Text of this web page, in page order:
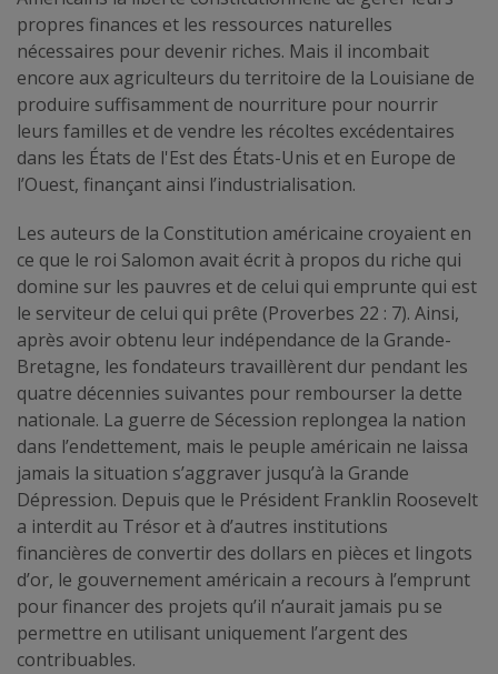
propres finances et les ressources naturelles
nécessaires pour devenir riches. Mais il incombait
encore aux agriculteurs du territoire de la Louisiane de
produire suffisamment de nourriture pour nourrir
leurs familles et de vendre les récoltes excédentaires
dans les États de l'Est des États-Unis et en Europe de
l’Ouest, finançant ainsi l’industrialisation.
Les auteurs de la Constitution américaine croyaient en
ce que le roi Salomon avait écrit à propos du riche qui
domine sur les pauvres et de celui qui emprunte qui est
le serviteur de celui qui prête (Proverbes 22 : 7). Ainsi,
après avoir obtenu leur indépendance de la Grande-
Bretagne, les fondateurs travaillèrent dur pendant les
quatre décennies suivantes pour rembourser la dette
nationale. La guerre de Sécession replongea la nation
dans l’endettement, mais le peuple américain ne laissa
jamais la situation s’aggraver jusqu’à la Grande
Dépression. Depuis que le Président Franklin Roosevelt
a interdit au Trésor et à d’autres institutions
financières de convertir des dollars en pièces et lingots
d’or, le gouvernement américain a recours à l’emprunt
pour financer des projets qu’il n’aurait jamais pu se
permettre en utilisant uniquement l’argent des
contribuables.